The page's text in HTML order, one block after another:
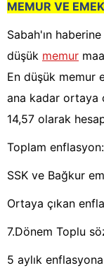
MEMUR VE
Sabah'ın
düşük memur
En düşük memur
ana kadar ortaya
14,57 olarak
Toplam
SSK ve Bağkur
Ortaya çıkan
7.Dönem Toplu
5 aylık